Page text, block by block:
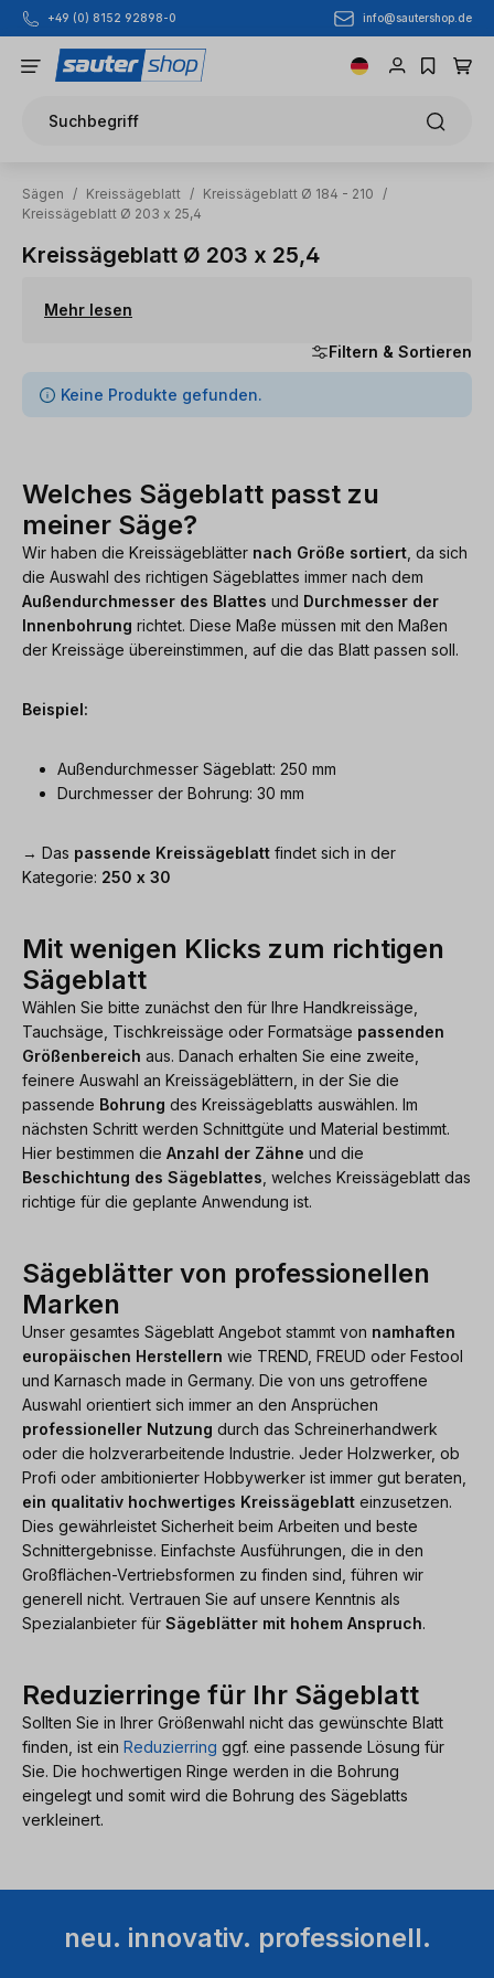
Zum Hauptinhalt springen
+49 (0) 8152 92898-0 info@sautershop.de
Suchbegriff
Sägen / Kreissägeblatt / Kreissägeblatt Ø 184 - 210
/
Kreissägeblatt Ø 203 x 25,4
Kreissägeblatt Ø 203 x 25,4
Mehr lesen
Filtern & Sortieren
0 Artikel gefunden
Keine Produkte gefunden.
Welches Sägeblatt passt zu
meiner Säge?
Wir haben die Kreissägeblätter nach Größe sortiert , da sich
die Auswahl des richtigen Sägeblattes immer nach dem
Außendurchmesser des Blattes und Durchmesser der
Innenbohrung richtet. Diese Maße müssen mit den Maßen
der Kreissäge übereinstimmen, auf die das Blatt passen soll.
Beispiel:
Außendurchmesser Sägeblatt: 250 mm
Durchmesser der Bohrung: 30 mm
→ Das passende Kreissägeblatt findet sich in der
Kategorie: 250 x 30
Mit wenigen Klicks zum richtigen
Sägeblatt
Wählen Sie bitte zunächst den für Ihre Handkreissäge,
Tauchsäge, Tischkreissäge oder Formatsäge passenden
Größenbereich aus. Danach erhalten Sie eine zweite,
feinere Auswahl an Kreissägeblättern, in der Sie die
passende Bohrung des Kreissägeblatts auswählen. Im
nächsten Schritt werden Schnittgüte und Material bestimmt.
Hier bestimmen die Anzahl der Zähne und die
Beschichtung des Sägeblattes , welches Kreissägeblatt das
richtige für die geplante Anwendung ist.
Sägeblätter von professionellen
Marken
Unser gesamtes Sägeblatt Angebot stammt von namhaften
europäischen Herstellern wie TREND, FREUD oder Festool
und Karnasch made in Germany. Die von uns getroffene
Auswahl orientiert sich immer an den Ansprüchen
professioneller Nutzung durch das Schreinerhandwerk
oder die holzverarbeitende Industrie. Jeder Holzwerker, ob
Profi oder ambitionierter Hobbywerker ist immer gut beraten,
ein qualitativ hochwertiges Kreissägeblatt einzusetzen.
Dies gewährleistet Sicherheit beim Arbeiten und beste
Schnittergebnisse. Einfachste Ausführungen, die in den
Großflächen-Vertriebsformen zu finden sind, führen wir
generell nicht. Vertrauen Sie auf unsere Kenntnis als
Spezialanbieter für Sägeblätter mit hohem Anspruch.
Reduzierringe für Ihr Sägeblatt
Sollten Sie in Ihrer Größenwahl nicht das gewünschte Blatt
finden, ist ein Reduzierring ggf. eine passende Lösung für
Sie. Die hochwertigen Ringe werden in die Bohrung
eingelegt und somit wird die Bohrung des Sägeblatts
verkleinert.
neu. innovativ. professionell.